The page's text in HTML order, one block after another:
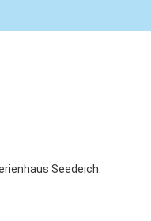
Seedeich: